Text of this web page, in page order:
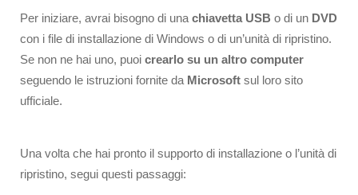
Per iniziare, avrai bisogno di una chiavetta USB o di un DVD
con i file di installazione di Windows o di un’unità di ripristino.
Se non ne hai uno, puoi crearlo su un altro computer
seguendo le istruzioni fornite da Microsoft sul loro sito
ufficiale.
Una volta che hai pronto il supporto di installazione o l’unità di
ripristino, segui questi passaggi: